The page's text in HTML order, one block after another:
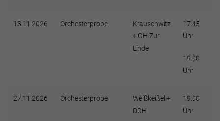
13.11.2026 Orchesterprobe
Krauschwitz
+ GH Zur
Linde
17.45
Uhr
19.00
Uhr
27.11.2026 Orchesterprobe
Weißkeißel +
DGH
19.00
Uhr